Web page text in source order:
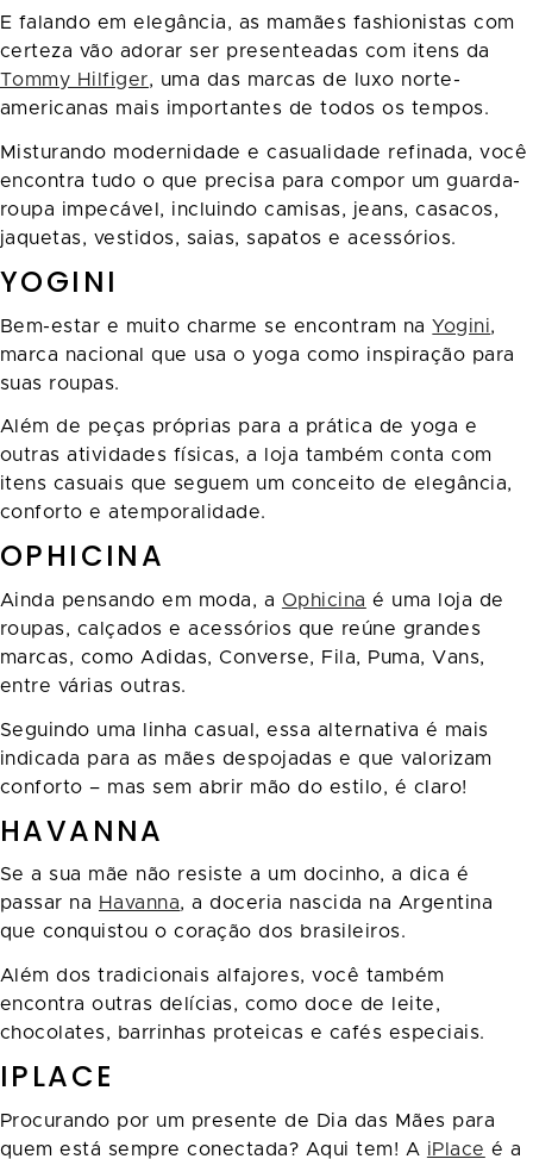
E falando em elegância, as mamães fashionistas com
certeza vão adorar ser presenteadas com itens da
Tommy Hilfiger, uma das marcas de luxo norte-
americanas mais importantes de todos os tempos.
Misturando modernidade e casualidade refinada, você
encontra tudo o que precisa para compor um guarda-
roupa impecável, incluindo camisas, jeans, casacos,
jaquetas, vestidos, saias, sapatos e acessórios.
YOGINI
Bem-estar e muito charme se encontram naYogini,
marca nacional que usa o yoga como inspiração para
suas roupas.
Além de peças próprias para a prática de yoga e
outras atividades físicas, a loja também conta com
itens casuais que seguem um conceito de elegância,
conforto e atemporalidade.
OPHICINA
Ainda pensando em moda, a Ophicina é uma loja de
roupas, calçados e acessórios que reúne grandes
marcas, como Adidas, Converse, Fila, Puma, Vans,
entre várias outras.
Seguindo uma linha casual, essa alternativa é mais
indicada para as mães despojadas e que valorizam
conforto – mas sem abrir mão do estilo, é claro!
HAVANNA
Se a sua mãe não resiste a um docinho, a dica é
passar na Havanna, a doceria nascida na Argentina
que conquistou o coração dos brasileiros.
Além dos tradicionais alfajores, você também
encontra outras delícias, como doce de leite,
chocolates, barrinhas proteicas e cafés especiais.
IPLACE
Procurando por um presente de Dia das Mães para
quem está sempre conectada? Aqui tem! A iPlace é a